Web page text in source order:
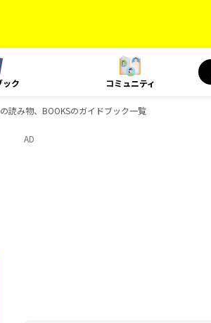
ック コミュニティ
読み物、BOOKSのガイドブック一覧
AD